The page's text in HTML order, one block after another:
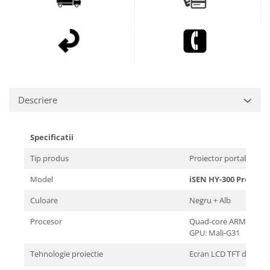
Descriere
Specificatii
Tip produs
Proiector portabil
Model
iSEN HY-300 Pro
Culoare
Negru + Alb
Procesor
Quad-core ARM
GPU: Mali-G31
Tehnologie proiectie
Ecran LCD TFT de